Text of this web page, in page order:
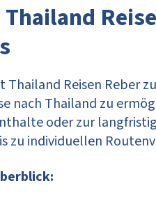
Thailand
Thailand Reisen Reber
nach Thailand zu
oder zur
zu individuellen